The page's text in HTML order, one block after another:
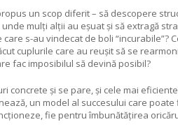
un scop diferit – să descopere
mulți alții au eșuat și să extragă
s-au vindecat de boli “incurabile”?
cuplurile care au reușit să se
fac imposibilul să devină posibil?
concrete și se pare, și cele mai
un model al succesului care
fie pentru îmbunătățirea